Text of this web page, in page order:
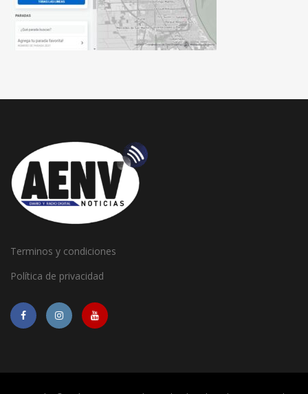
Terminos y condiciones
Política de privacidad